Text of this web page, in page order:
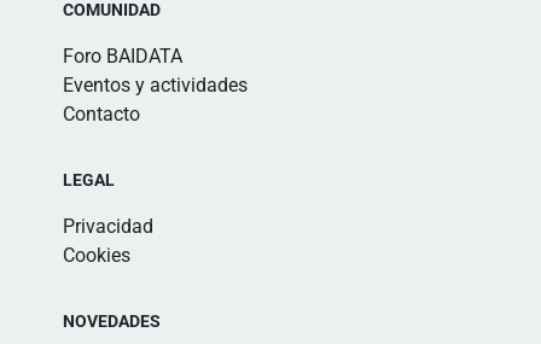
COMUNIDAD
Foro BAIDATA
Eventos y actividades
Contacto
LEGAL
Privacidad
Cookies
NOVEDADES